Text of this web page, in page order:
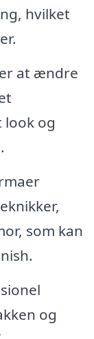
hvilket
at ændre
look og
som kan
og